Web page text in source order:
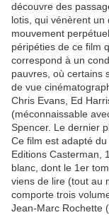
découvre des
lotis, qui vénèrent un
mouvement
péripéties de ce film
correspond à un
pauvres, où certains
de vue
Chris Evans, Ed
(méconnaissable
Spencer. Le dernier
Ce film est adapté du
Editions Casterman,
blanc, dont le 1er
viens de lire (tout au
comporte trois
Jean-Marc Rochette